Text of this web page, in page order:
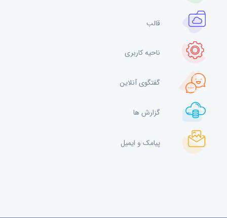
قالب
ناحیه کاربری
گفتگوی آنلاین
گزارش ها
پیامک و ایمیل